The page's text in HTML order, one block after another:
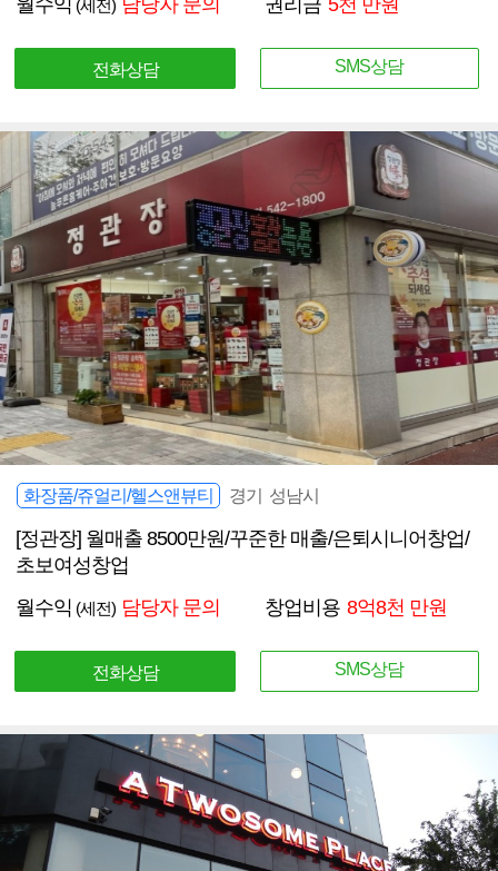
(세전)
전화상담 SMS상담
화장품/쥬얼리/헬스앤뷰티 경기 성남시
[정관장] 월매출 8500만원/꾸준한 매출/은퇴시니어창업/
초보여성창업
월수익 (세전) 담당자 문의 창업비용 8억8천 만원
전화상담 SMS상담